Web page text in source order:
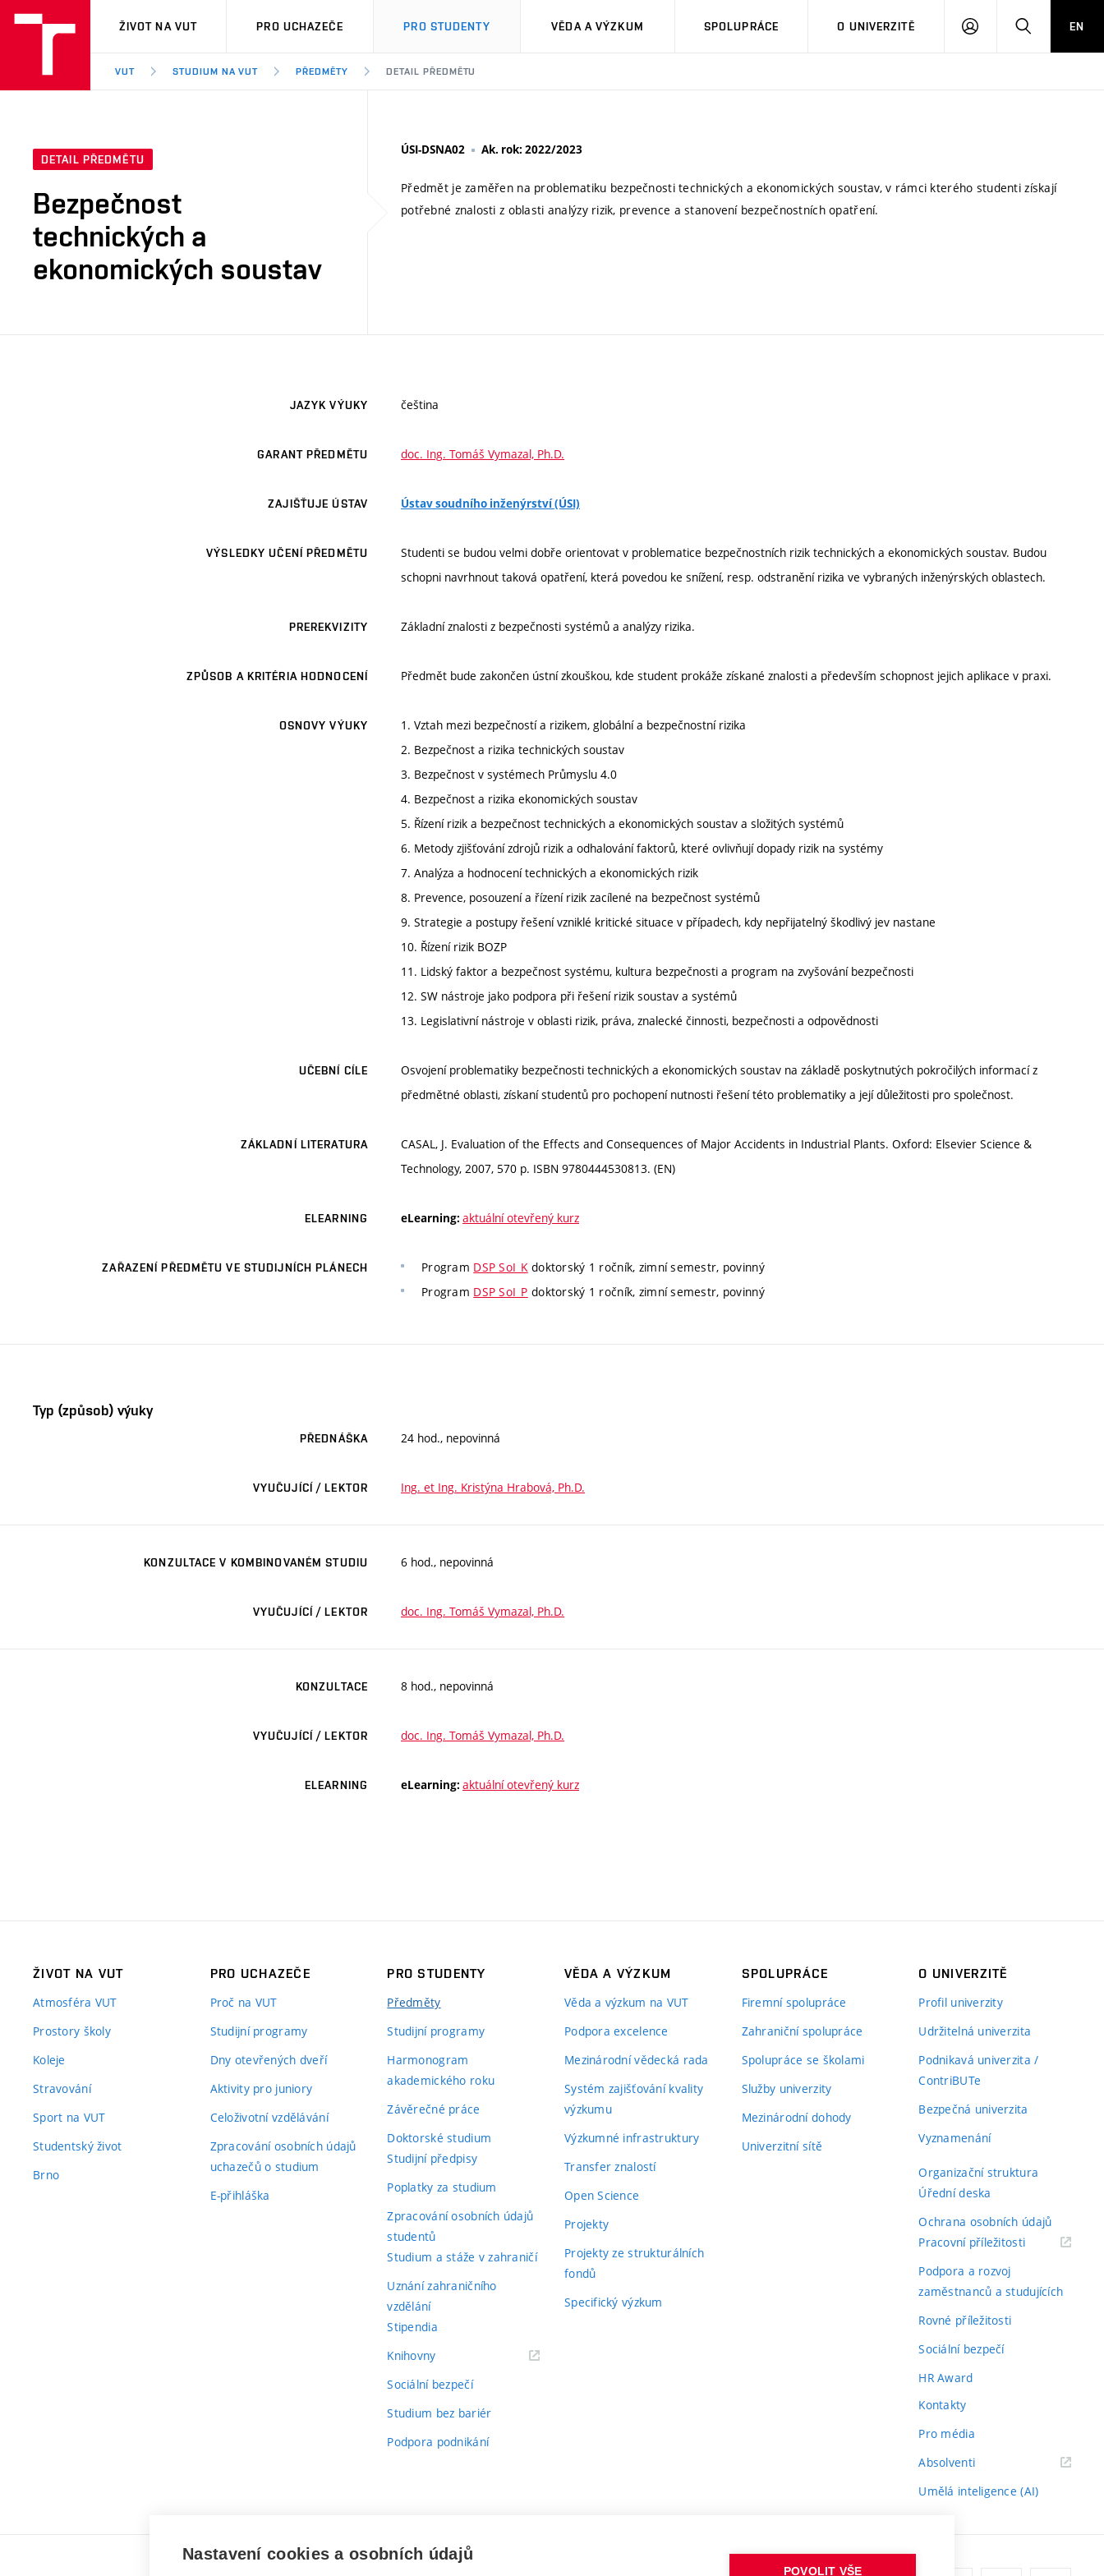
VUT
ŽIVOT NA VUT PRO UCHAZEČE PRO STUDENTY VĚDA A VÝZKUM SPOLUPRÁCE O UNIVERZITĚ
PŘIHLÁSIT HLEDATEN
VUT STUDIUM NA VUT PŘEDMĚTY DETAIL PŘEDMĚTU
DETAIL PŘEDMĚTU
Bezpečnost
technických a
ekonomických soustav
ÚSI-DSNA02 Ak. rok: 2022/2023
Předmět je zaměřen na problematiku bezpečnosti technických a ekonomických soustav, v rámci kterého studenti získají
potřebné znalosti z oblasti analýzy rizik, prevence a stanovení bezpečnostních opatření.
JAZYK VÝUKY čeština
GARANT PŘEDMĚTU doc. Ing. Tomáš Vymazal, Ph.D.
ZAJIŠŤUJE ÚSTAV Ústav soudního inženýrství (ÚSI)
VÝSLEDKY UČENÍ PŘEDMĚTU
Studenti se budou velmi dobře orientovat v problematice bezpečnostních rizik technických a ekonomických soustav. Budou
schopni navrhnout taková opatření, která povedou ke snížení, resp. odstranění rizika ve vybraných inženýrských oblastech.
PREREKVIZITY Základní znalosti z bezpečnosti systémů a analýzy rizika.
ZPŮSOB A KRITÉRIA HODNOCENÍ Předmět bude zakončen ústní zkouškou, kde student prokáže získané znalosti a především schopnost jejich aplikace v praxi.
OSNOVY VÝUKY
1. Vztah mezi bezpečností a rizikem, globální a bezpečnostní rizika
2. Bezpečnost a rizika technických soustav
3. Bezpečnost v systémech Průmyslu 4.0
4. Bezpečnost a rizika ekonomických soustav
5. Řízení rizik a bezpečnost technických a ekonomických soustav a složitých systémů
6. Metody zjišťování zdrojů rizik a odhalování faktorů, které ovlivňují dopady rizik na systémy
7. Analýza a hodnocení technických a ekonomických rizik
8. Prevence, posouzení a řízení rizik zacílené na bezpečnost systémů
9. Strategie a postupy řešení vzniklé kritické situace v případech, kdy nepřijatelný škodlivý jev nastane
10. Řízení rizik BOZP
11. Lidský faktor a bezpečnost systému, kultura bezpečnosti a program na zvyšování bezpečnosti
12. SW nástroje jako podpora při řešení rizik soustav a systémů
13. Legislativní nástroje v oblasti rizik, práva, znalecké činnosti, bezpečnosti a odpovědnosti
UČEBNÍ CÍLE
Osvojení problematiky bezpečnosti technických a ekonomických soustav na základě poskytnutých pokročilých informací z
předmětné oblasti, získaní studentů pro pochopení nutnosti řešení této problematiky a její důležitosti pro společnost.
ZÁKLADNÍ LITERATURA
CASAL, J. Evaluation of the Effects and Consequences of Major Accidents in Industrial Plants. Oxford: Elsevier Science &
Technology, 2007, 570 p. ISBN 9780444530813. (EN)
ELEARNING eLearning: aktuální otevřený kurz
ZAŘAZENÍ PŘEDMĚTU VE STUDIJNÍCH PLÁNECH Program DSP SoI_Kdoktorský 1 ročník, zimní semestr, povinný
Program DSP SoI_P doktorský 1 ročník, zimní semestr, povinný
Typ (způsob) výuky
PŘEDNÁŠKA 24 hod., nepovinná
VYUČUJÍCÍ / LEKTOR Ing. et Ing. Kristýna Hrabová, Ph.D.
KONZULTACE V KOMBINOVANÉM STUDIU 6 hod., nepovinná
VYUČUJÍCÍ / LEKTOR doc. Ing. Tomáš Vymazal, Ph.D.
KONZULTACE 8 hod., nepovinná
VYUČUJÍCÍ / LEKTOR doc. Ing. Tomáš Vymazal, Ph.D.
ELEARNING eLearning: aktuální otevřený kurz
ŽIVOT NA VUT
Atmosféra VUT
Prostory školy
Koleje
Stravování
Sport na VUT
Studentský život
Brno
PRO UCHAZEČE
Proč na VUT
Studijní programy
Dny otevřených dveří
Aktivity pro juniory
Celoživotní vzdělávání
Zpracování osobních údajů
uchazečů o studium
E-přihláška
PRO STUDENTY
Předměty
Studijní programy
Harmonogram
akademického roku
Závěrečné práce
Doktorské studium
Studijní předpisy
Poplatky za studium
Zpracování osobních údajů
studentů
Studium a stáže v zahraničí
Uznání zahraničního
vzdělání
Stipendia
Knihovny(externí
Sociální bezpečí
Studium bez bariér
Podpora podnikání
VĚDA A VÝZKUM
Věda a výzkum na VUT
Podpora excelence
Mezinárodní vědecká rada
Systém zajišťování kvality
výzkumu
Výzkumné infrastruktury
Transfer znalostí
Open Science
Projekty
Projekty ze strukturálních
fondů
Specifický výzkum
SPOLUPRÁCE
Firemní spolupráce
Zahraniční spolupráce
Spolupráce se školami
Služby univerzity
Mezinárodní dohody
Univerzitní sítě
O UNIVERZITĚ
Profil univerzity
Udržitelná univerzita
Podnikavá univerzita /
ContriBUTe
Bezpečná univerzita
Vyznamenání
Organizační struktura
Úřední deska
Ochrana osobních údajů
Pracovní příležitosti(externí
Podpora a rozvoj
zaměstnanců a studujících
Rovné příležitosti
Sociální bezpečí
HR Award
Kontakty
Pro média
Absolventi(externí
Umělá inteligence (AI)
Nastavení cookies a osobních údajů
POVOLIT VŠE